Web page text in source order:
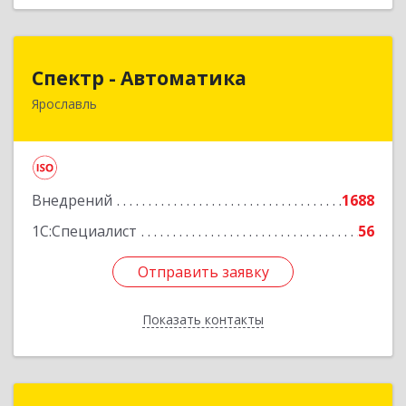
Спектр - Автоматика
Ярославль
Внедрений
1688
1С:Специалист
56
Отправить заявку
Показать контакты
150054, Ярославская обл, Ярославль г, Щапова
Отправить заявку
Назад